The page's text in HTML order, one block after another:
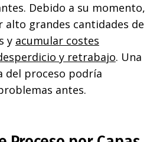
Debido a su momento,
alto grandes cantidades de
y acumular costes
y retrabajo. Una
del proceso podría
antes.